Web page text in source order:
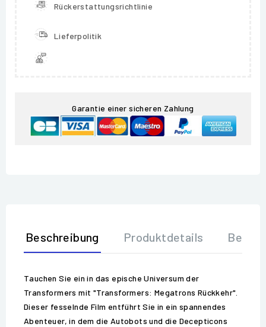
Rückerstattungsrichtlinie
Lieferpolitik
Garantie einer sicheren Zahlung
Beschreibung Produktdetails
Tauchen Sie ein in das epische Universum der
Transformers mit "Transformers: Megatrons Rückkehr".
Dieser fesselnde Film entführt Sie in ein spannendes
Abenteuer, in dem die Autobots und die Decepticons